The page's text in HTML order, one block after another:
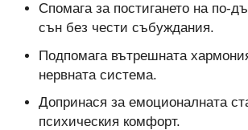
Спомага за постигането на по-
сън без чести събуждания.
Подпомага вътрешната
нервната система.
Допринася за емоционалната
психическия комфорт.